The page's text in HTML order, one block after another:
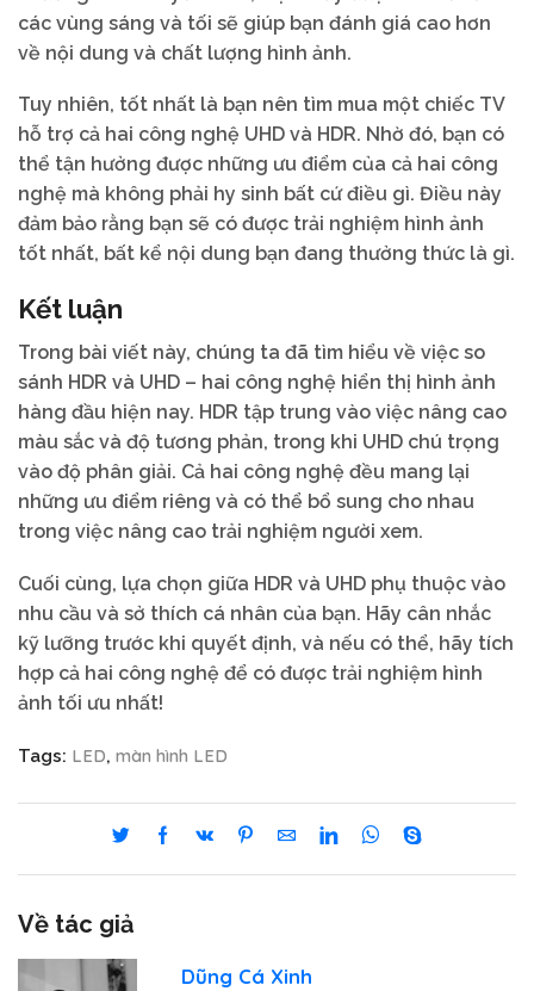
các vùng sáng và tối sẽ giúp bạn đánh giá cao hơn
về nội dung và chất lượng hình ảnh.
Tuy nhiên, tốt nhất là bạn nên tìm mua một chiếc TV
hỗ trợ cả hai công nghệ UHD và HDR. Nhờ đó, bạn có
thể tận hưởng được những ưu điểm của cả hai công
nghệ mà không phải hy sinh bất cứ điều gì. Điều này
đảm bảo rằng bạn sẽ có được trải nghiệm hình ảnh
tốt nhất, bất kể nội dung bạn đang thưởng thức là gì.
Kết luận
Trong bài viết này, chúng ta đã tìm hiểu về việc so
sánh HDR và UHD – hai công nghệ hiển thị hình ảnh
hàng đầu hiện nay. HDR tập trung vào việc nâng cao
màu sắc và độ tương phản, trong khi UHD chú trọng
vào độ phân giải. Cả hai công nghệ đều mang lại
những ưu điểm riêng và có thể bổ sung cho nhau
trong việc nâng cao trải nghiệm người xem.
Cuối cùng, lựa chọn giữa HDR và UHD phụ thuộc vào
nhu cầu và sở thích cá nhân của bạn. Hãy cân nhắc
kỹ lưỡng trước khi quyết định, và nếu có thể, hãy tích
hợp cả hai công nghệ để có được trải nghiệm hình
ảnh tối ưu nhất!
Tags: LED, màn hình LED
Về tác giả
Dũng Cá Xinh